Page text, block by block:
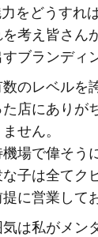
をどうすれ
考え皆さん
ブランディ
のレベルを
店にありが
せん。
場で偉そう
子は全てク
に営業して
は私がメン